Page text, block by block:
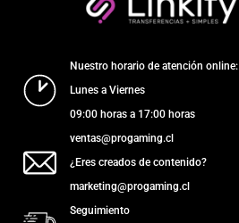
Nuestro horario de atención online:
Lunes a Viernes
09:00 horas a 17:00 horas
ventas@progaming.cl
¿Eres creados de contenido?
marketing@progaming.cl
Seguimiento